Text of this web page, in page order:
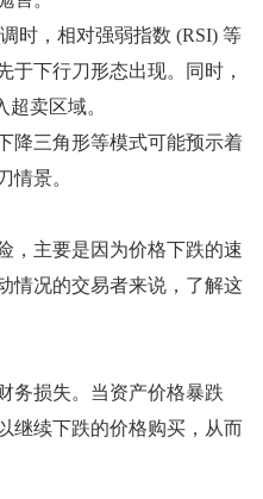
时，相对强弱指数 (RSI) 等
于下行刀形态出现。同时，
卖区域。
降三角形等模式可能预示着
情景。
，主要是因为价格下跌的速
情况的交易者来说，了解这
务损失。当资产价格暴跌
继续下跌的价格购买，从而